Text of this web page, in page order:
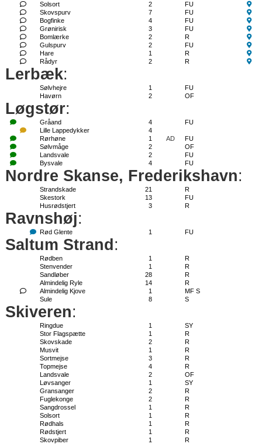
Solsort
2
FU
Skovspurv
7
FU
Bogfinke
4
FU
Grønirisk
3
FU
Bomlærke
2
R
Gulspurv
2
FU
Hare
1
R
Rådyr
2 R
Lerbæk:
Sølvhejre 1
FU
Havørn
2 OF
Løgstør:
Gråand 4
FU
Lille Lappedykker
4
Rørhøne
1 AD
FU
Sølvmåge
2
OF
Landsvale
2
FU
Bysvale
4 FU
Nordre Skanse, Frederikshavn:
Strandskade 21
R
Skestork
13
FU
Husrødstjert
3 R
Ravnshøj:
Rød Glente 1 FU
Saltum Strand :
Rødben 1
R
Stenvender
1
R
Sandløber
28
R
Almindelig Ryle
14
R
Almindelig Kjove
1
MF S
Sule
8 S
Skiveren:
Ringdue 1
SY
Stor Flagspætte
1
R
Skovskade
2
R
Musvit
1
R
Sortmejse
3
R
Topmejse
4
R
Landsvale
2
OF
Løvsanger
1
SY
Gransanger
2
R
Fuglekonge
2
R
Sangdrossel
1
R
Solsort
1
R
Rødhals
1
R
Rødstjert
1
R
Skovpiber
1
R